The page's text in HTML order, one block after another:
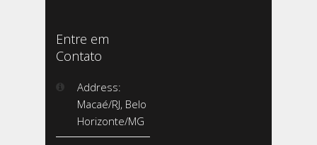
Entre em
Contato
Address:
Macaé/RJ, Belo
Horizonte/MG